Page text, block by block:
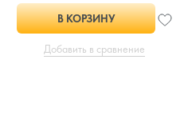
В КОРЗИНУ
Добавить в сравнение